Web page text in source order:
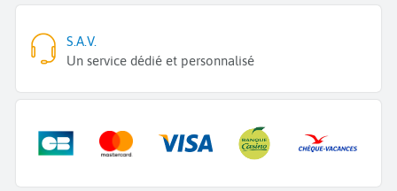
S.A.V.
Un service dédié et personnalisé